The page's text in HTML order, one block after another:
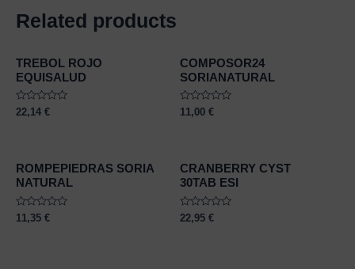
Related products
TREBOL ROJO
EQUISALUD
Rated
0
22,14 €
COMPOSOR24
SORIANATURAL
Rated
0
11,00 €
ROMPEPIEDRAS SORIA
NATURAL
Rated
0
11,35 €
CRANBERRY CYST
30TAB ESI
Rated
0
22,95 €